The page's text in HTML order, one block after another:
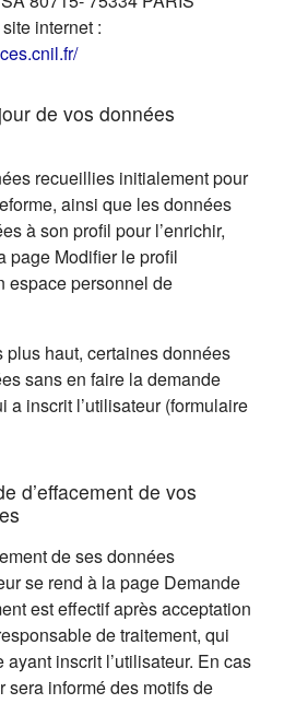
internet :
(s'ouvre dans un nouvel
de vos données
recueillies initialement pour
ainsi que les données
à son profil pour l’enrichir,
page Modifier le profil
espace personnel de
haut, certaines données
sans en faire la demande
a inscrit l’utilisateur (formulaire
d’effacement de vos
de ses données
se rend à la page Demande
est effectif après acceptation
de traitement, qui
ayant inscrit l’utilisateur. En cas
sera informé des motifs de